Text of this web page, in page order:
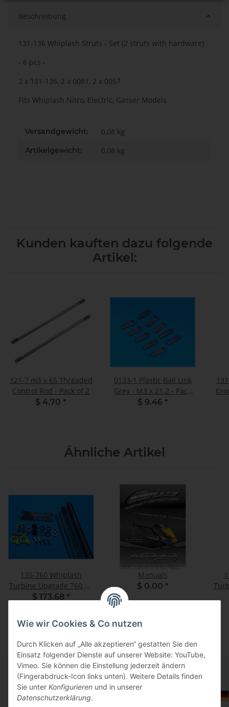
Beschreibung
131-136 Whiplash Struts - Set (2 struts with hardware)
- 6 pcs -
2 x 131-136, 2 x 0081, 2 x 0057
Fits Whiplash Nitro, Electric, Gasser Models
Versandgewicht: 0,08 kg
Artikelgewicht: 0,08 kg
Kunden kauften dazu folgende
Artikel:
121-7 m3 x 65 Threaded
Control Rod - Pack of 2
$ 4.70 *
0133-1 Plastic Ball Link
Grey - M3 x 21.2 - Pack
of 10
$ 9.46 *
Ähnliche Artikel
135-760 Whiplash
Turbine Upgrade 760 CF
Boom - Set
$ 173.68 *
Manuals
$ 0.00 *
Informationen
Wie wir Cookies & Co nutzen
Durch Klicken auf „Alle akzeptieren“ gestatten Sie den
Einsatz folgender Dienste auf unserer Website: YouTube,
Vimeo. Sie können die Einstellung jederzeit ändern
(Fingerabdruck-Icon links unten). Weitere Details finden
Sie unter Konfigurieren und in unserer
Datenschutzerklärung.